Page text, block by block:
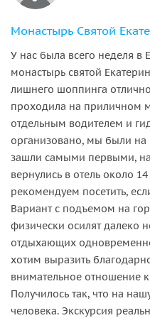
У нас была всего неделя в
монастырь святой
лишнего шоппинга
проходила на приличном
отдельным водителем и
организовано, мы были на
зашли самыми первыми,
вернулись в отель около
рекомендуем посетить,
Вариант с подъемом на
физически осилят далеко
отдыхающих
хотим выразить
внимательное отношение
Получилось так, что на
человека. Экскурсия